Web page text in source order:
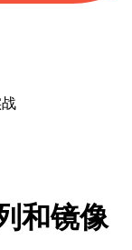
和镜像